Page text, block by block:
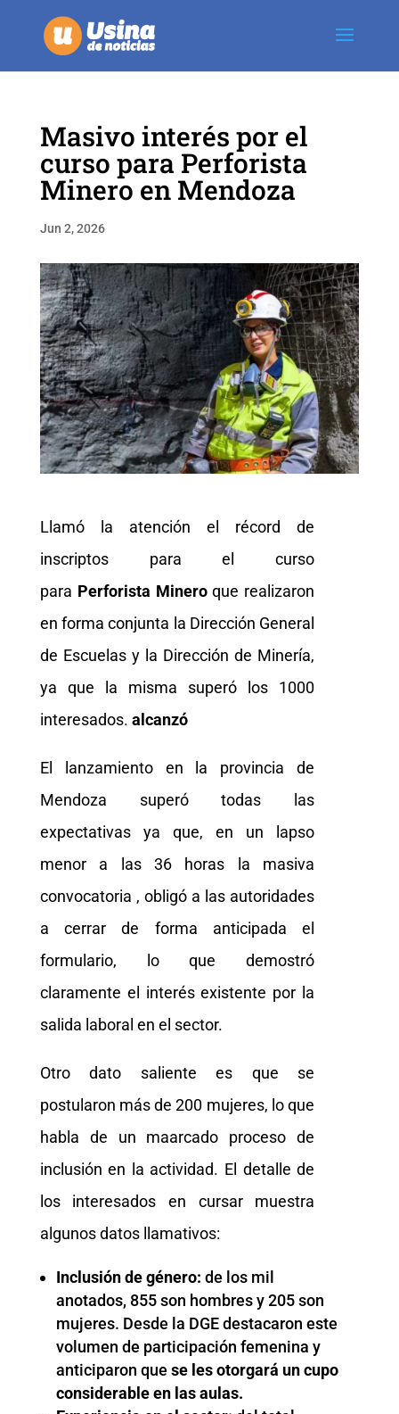
Masivo interés por el
curso para Perforista
Minero en Mendoza
Jun 2, 2026
Llamó la atención el récord de
inscriptos para el curso
para Perforista Mineroque realizaron
en forma conjunta la Dirección General
de Escuelas y la Dirección de Minería,
ya que la misma superó los 1000
interesados. alcanzó
El lanzamiento en la provincia de
Mendoza superó todas las
expectativas ya que, en un lapso
menor a las 36 horas la masiva
convocatoria , obligó a las autoridades
a cerrar de forma anticipada el
formulario, lo que demostró
claramente el interés existente por la
salida laboral en el sector.
Otro dato saliente es que se
postularon más de 200 mujeres, lo que
habla de un maarcado proceso de
inclusión en la actividad. El detalle de
los interesados en cursar muestra
algunos datos llamativos:
Inclusión de género: de los mil
anotados, 855 son hombres y 205 son
mujeres. Desde la DGE destacaron este
volumen de participación femenina y
anticiparon que se les otorgará un cupo
considerable en las aulas.